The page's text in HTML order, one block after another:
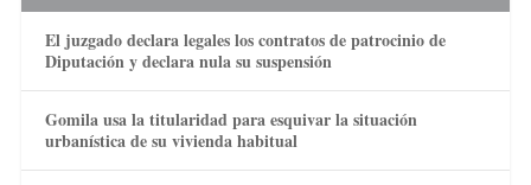
El juzgado declara legales los contratos de patrocinio de
Diputación y declara nula su suspensión
Gomila usa la titularidad para esquivar la situación
urbanística de su vivienda habitual